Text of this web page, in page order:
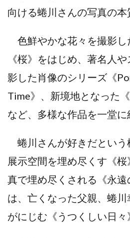
向ける蜷川さんの写真の本
色鮮やかな花々を撮影し
《桜》をはじめ、著名人
影した肖像のシリーズ《
Time》、新境地となった
など、多様な作品を一堂に
蜷川さんが好きだという
展示空間を埋め尽くす《
真で埋め尽くされる《永
は、亡くなった父親、蜷
がにじむ《うつくしい日々